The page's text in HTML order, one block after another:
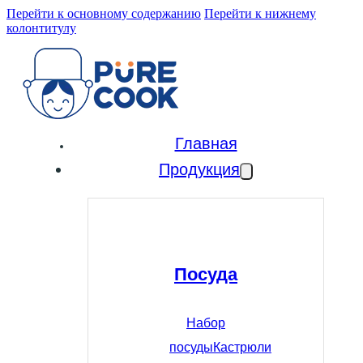
Перейти к основному содержанию Перейти к нижнему
колонтитулу
Главная
Продукция
Посуда
Набор
посудыКастрюли